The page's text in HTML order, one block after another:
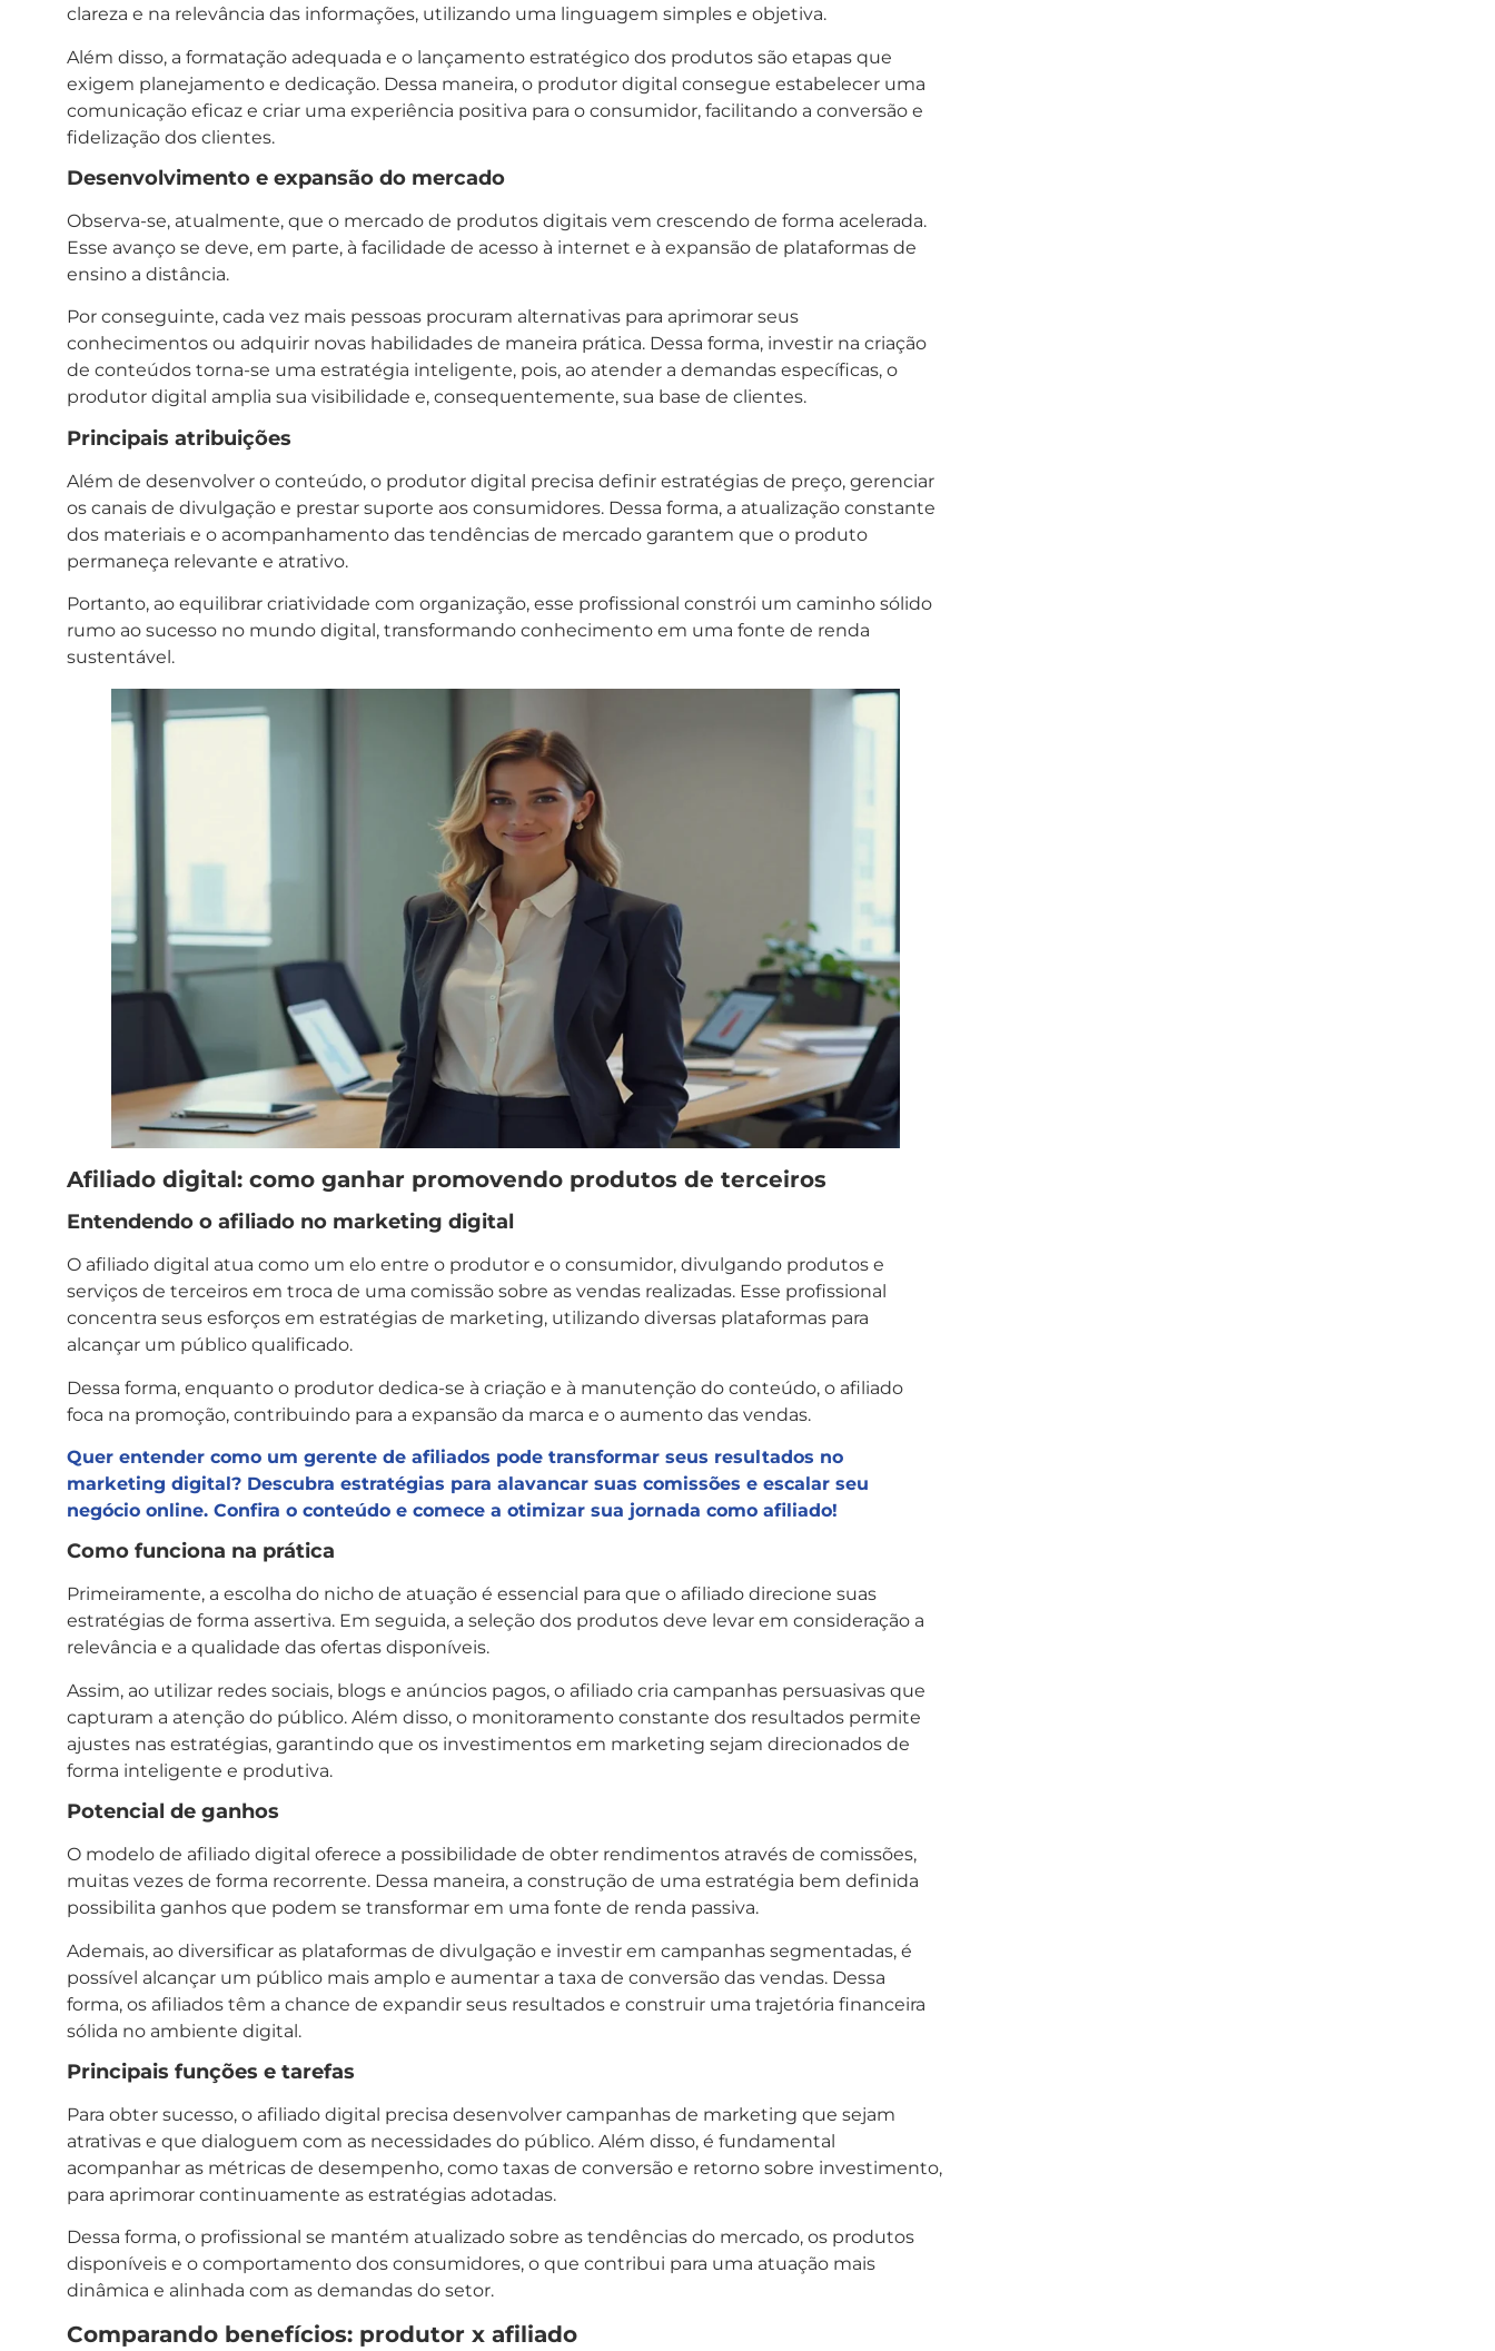
clareza e na relevância das informações, utilizando uma linguagem simples e objetiva.
Além disso, a formatação adequada e o lançamento estratégico dos produtos são etapas que
exigem planejamento e dedicação. Dessa maneira, o produtor digital consegue estabelecer uma
comunicação eficaz e criar uma experiência positiva para o consumidor, facilitando a conversão e
fidelização dos clientes.
Desenvolvimento e expansão do mercado
Observa-se, atualmente, que o mercado de produtos digitais vem crescendo de forma acelerada.
Esse avanço se deve, em parte, à facilidade de acesso à internet e à expansão de plataformas de
ensino a distância.
Por conseguinte, cada vez mais pessoas procuram alternativas para aprimorar seus
conhecimentos ou adquirir novas habilidades de maneira prática. Dessa forma, investir na criação
de conteúdos torna-se uma estratégia inteligente, pois, ao atender a demandas específicas, o
produtor digital amplia sua visibilidade e, consequentemente, sua base de clientes.
Principais atribuições
Além de desenvolver o conteúdo, o produtor digital precisa definir estratégias de preço, gerenciar
os canais de divulgação e prestar suporte aos consumidores. Dessa forma, a atualização constante
dos materiais e o acompanhamento das tendências de mercado garantem que o produto
permaneça relevante e atrativo.
Portanto, ao equilibrar criatividade com organização, esse profissional constrói um caminho sólido
rumo ao sucesso no mundo digital, transformando conhecimento em uma fonte de renda
sustentável.
Afiliado digital: como ganhar promovendo produtos de terceiros
Entendendo o afiliado no marketing digital
O afiliado digital atua como um elo entre o produtor e o consumidor, divulgando produtos e
serviços de terceiros em troca de uma comissão sobre as vendas realizadas. Esse profissional
concentra seus esforços em estratégias de marketing, utilizando diversas plataformas para
alcançar um público qualificado.
Dessa forma, enquanto o produtor dedica-se à criação e à manutenção do conteúdo, o afiliado
foca na promoção, contribuindo para a expansão da marca e o aumento das vendas.
Quer entender como um gerente de afiliados pode transformar seus resultados no
marketing digital? Descubra estratégias para alavancar suas comissões e escalar seu
negócio online. Confira o conteúdo e comece a otimizar sua jornada como afiliado!
Como funciona na prática
Primeiramente, a escolha do nicho de atuação é essencial para que o afiliado direcione suas
estratégias de forma assertiva. Em seguida, a seleção dos produtos deve levar em consideração a
relevância e a qualidade das ofertas disponíveis.
Assim, ao utilizar redes sociais, blogs e anúncios pagos, o afiliado cria campanhas persuasivas que
capturam a atenção do público. Além disso, o monitoramento constante dos resultados permite
ajustes nas estratégias, garantindo que os investimentos em marketing sejam direcionados de
forma inteligente e produtiva.
Potencial de ganhos
O modelo de afiliado digital oferece a possibilidade de obter rendimentos através de comissões,
muitas vezes de forma recorrente. Dessa maneira, a construção de uma estratégia bem definida
possibilita ganhos que podem se transformar em uma fonte de renda passiva.
Ademais, ao diversificar as plataformas de divulgação e investir em campanhas segmentadas, é
possível alcançar um público mais amplo e aumentar a taxa de conversão das vendas. Dessa
forma, os afiliados têm a chance de expandir seus resultados e construir uma trajetória financeira
sólida no ambiente digital.
Principais funções e tarefas
Para obter sucesso, o afiliado digital precisa desenvolver campanhas de marketing que sejam
atrativas e que dialoguem com as necessidades do público. Além disso, é fundamental
acompanhar as métricas de desempenho, como taxas de conversão e retorno sobre investimento,
para aprimorar continuamente as estratégias adotadas.
Dessa forma, o profissional se mantém atualizado sobre as tendências do mercado, os produtos
disponíveis e o comportamento dos consumidores, o que contribui para uma atuação mais
dinâmica e alinhada com as demandas do setor.
Comparando benefícios: produtor x afiliado